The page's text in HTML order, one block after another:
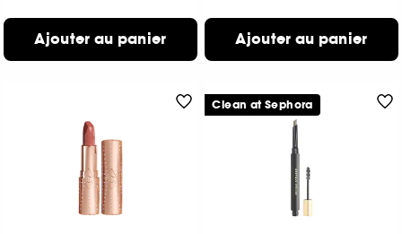
Ajouter au panier Ajouter au panier
Clean at Sephora